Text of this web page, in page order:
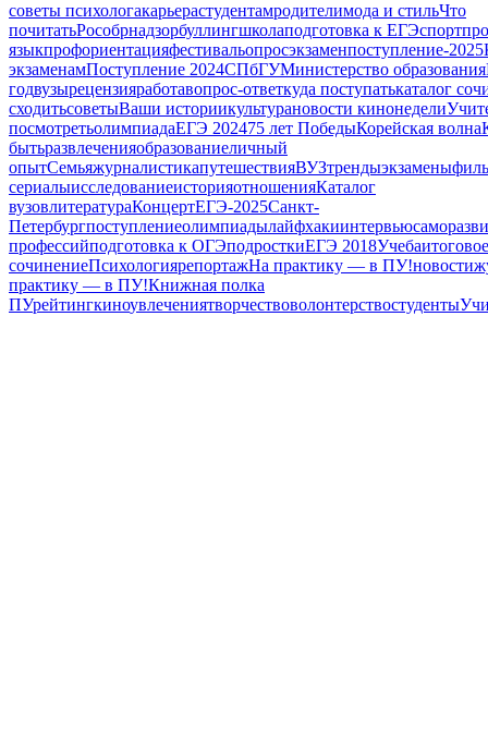
советы психологакарьерастудентамродителимода и стильЧто
почитатьРособрнадзорбуллингшколаподготовка к ЕГЭспорт
языкпрофориентацияфестивальопросэкзаменпоступление-2025
экзаменамПоступление 2024СПбГУМинистерство образования
годвузырецензияработавопрос-ответкуда поступатькаталог
сходитьсоветыВаши историикультурановости кинонедели
посмотретьолимпиадаЕГЭ 202475 лет ПобедыКорейская волна
бытьразвлеченияобразованиеличный
опытСемьяжурналистикапутешествияВУЗтрендыэкзамены
сериалыисследованиеисторияотношенияКаталог
вузовлитератураКонцертЕГЭ-2025Санкт-
Петербургпоступлениеолимпиадылайфхакиинтервью
профессийподготовка к ОГЭподросткиЕГЭ 2018Учебаитоговое
сочинениеПсихологиярепортажНа практику — в ПУ!новости
практику — в ПУ!Книжная полка
ПУрейтингкиноувлечениятворчествоволонтерствостуденты